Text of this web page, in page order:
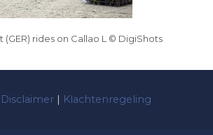
(GER) rides on Callao L © DigiShots
| Klachtenregeling